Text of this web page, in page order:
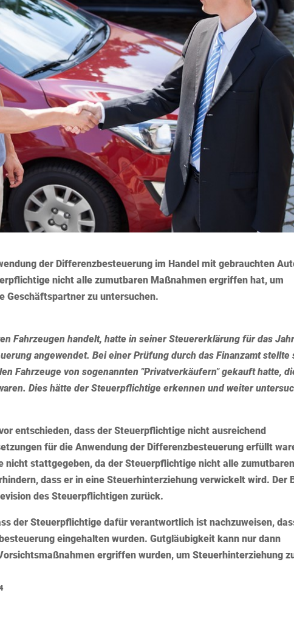
der Differenzbesteuerung im Handel mit gebrauchten
nicht alle zumutbaren Maßnahmen ergriffen hat, um
Geschäftspartner zu untersuchen.
Fahrzeugen handelt, hatte in seiner Steuererklärung für das
angewendet. Bei einer Prüfung durch das Finanzamt stellte
Fahrzeuge von sogenannten "Privatverkäufern" gekauft hatte,
Dies hätte der Steuerpflichtige erkennen und weiter
entschieden, dass der Steuerpflichtige nicht ausreichend
für die Anwendung der Differenzbesteuerung erfüllt
nicht stattgegeben, da der Steuerpflichtige nicht alle
dass er in eine Steuerhinterziehung verwickelt wird. Der
des Steuerpflichtigen zurück.
der Steuerpflichtige dafür verantwortlich ist nachzuweisen,
eingehalten wurden. Gutgläubigkeit kann nur dann
ergriffen wurden, um Steuerhinterziehung